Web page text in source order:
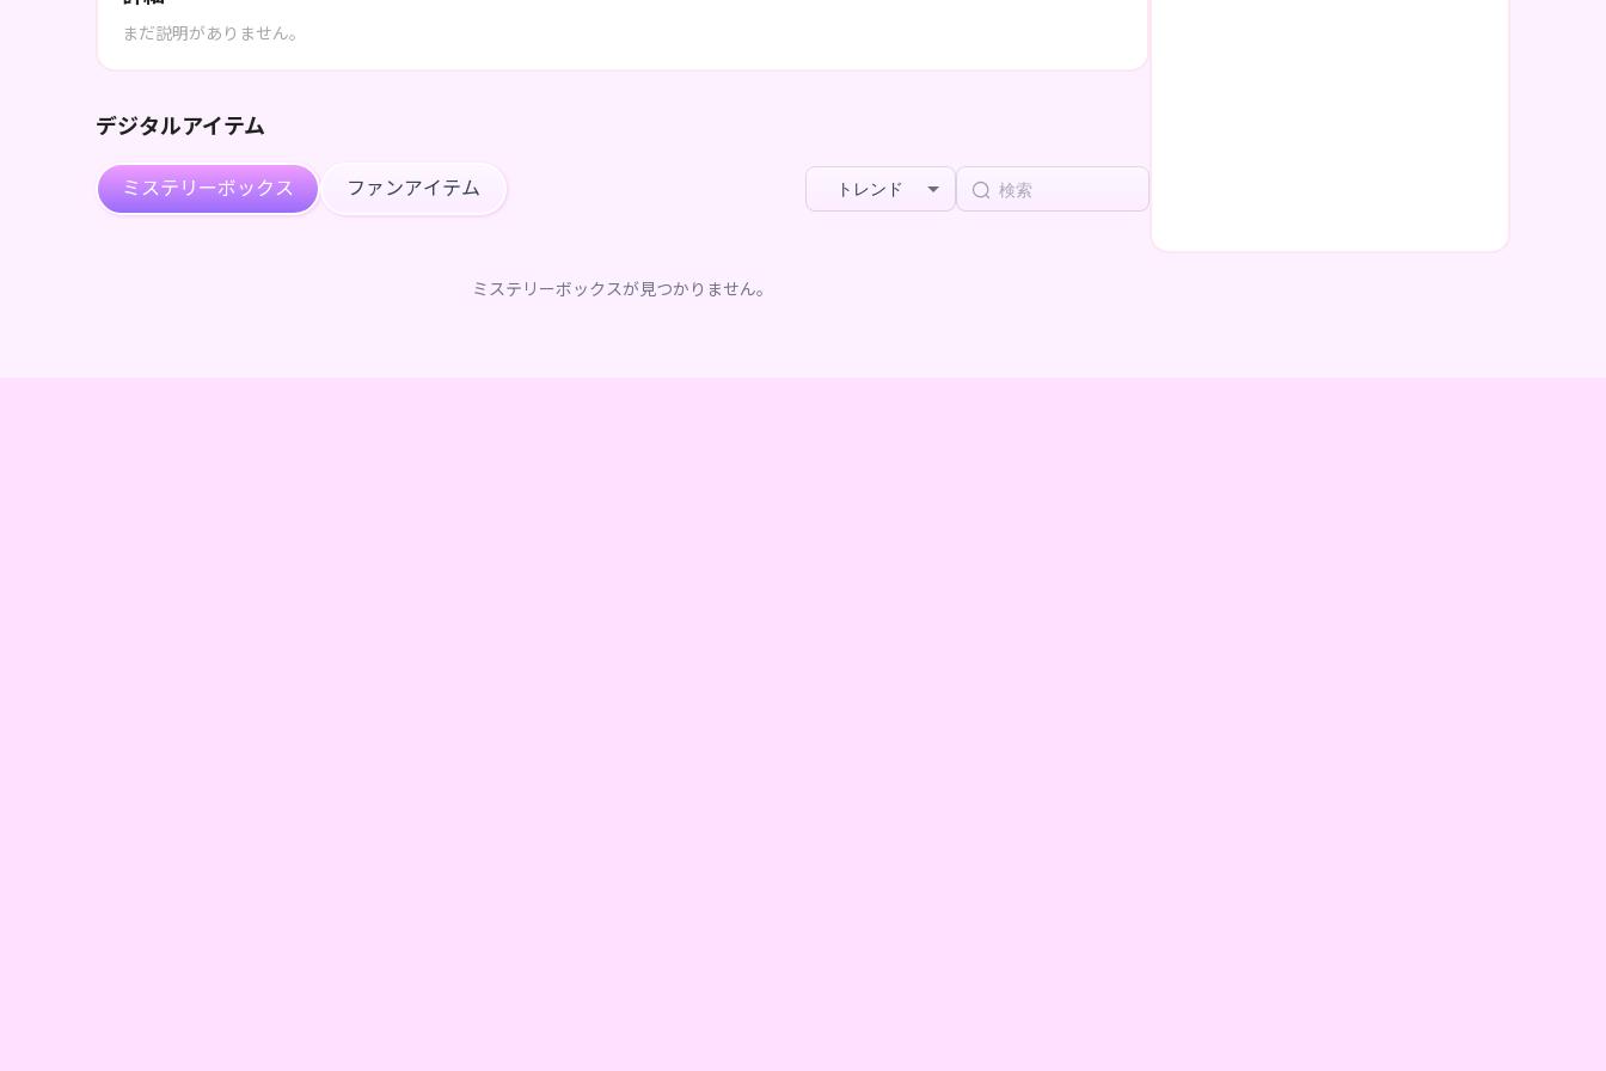
まだ説明がありません。
デジタルアイテム
ミステリーボックス ファンアイテム トレンド
ミステリーボックスが見つかりません。